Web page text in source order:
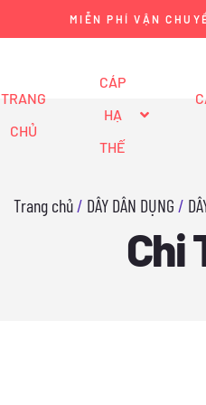
MIỄN PHÍ VẬN
TRANG
CHỦ
CÁP
HẠ
THẾ
Trang chủ/ DÂY DÂN DỤNG /
Chi